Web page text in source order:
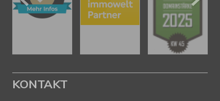
KONTAKT